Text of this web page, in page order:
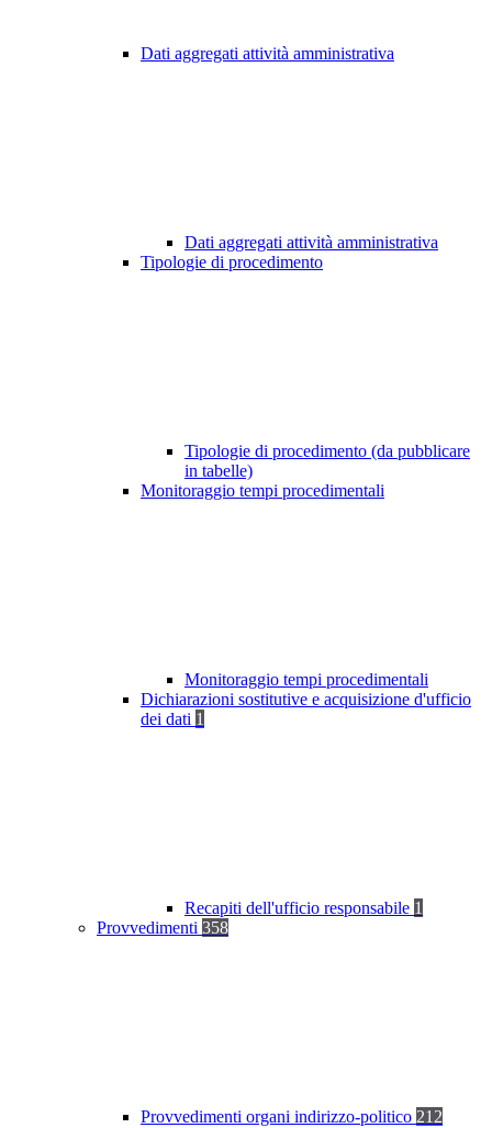
Dati aggregati attività amministrativa
Dati aggregati attività amministrativa
Tipologie di procedimento
Tipologie di procedimento (da pubblicare
in tabelle)
Monitoraggio tempi procedimentali
Monitoraggio tempi procedimentali
Dichiarazioni sostitutive e acquisizione d'ufficio
dei dati 1
Recapiti dell'ufficio responsabile 1
Provvedimenti 358
Provvedimenti organi indirizzo-politico 212